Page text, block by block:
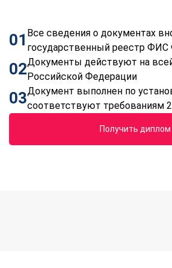
01 Все сведения о документах
государственный реестр
02Документы действуют на
Российской Федерации
03Документ выполнен по
соответствуют требованиям
Получить диплом